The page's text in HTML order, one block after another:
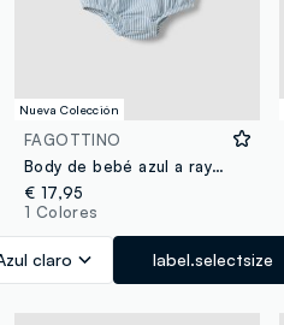
Nueva Colección
FAGOTTINO
Body de bebé azul a rayas de algodón puro con cuello mao
€ 17,95
1 Colores
claro label.selectsize